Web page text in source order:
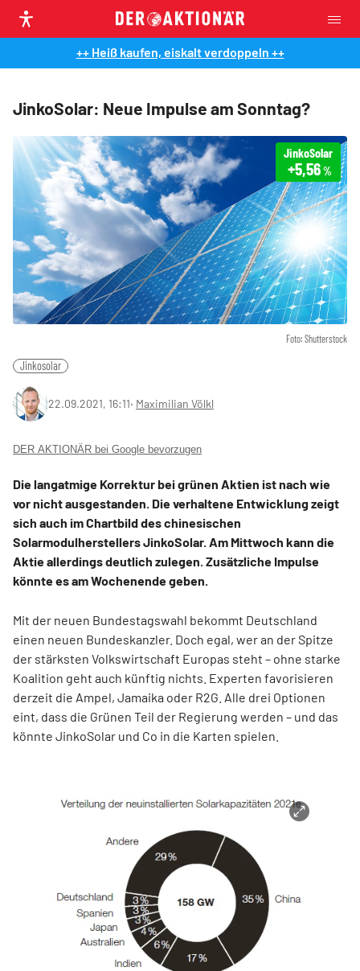
++ Heiß kaufen, eiskalt verdoppeln ++
JinkoSolar: Neue Impulse am Sonntag?
Foto: Shutterstock
JinkoSolar
+5,56%
Jinkosolar
22.09.2021, 16:11‧ Maximilian Völkl
DER AKTIONÄR bei Google bevorzugen
Die langatmige Korrektur bei grünen Aktien ist nach wie
vor nicht ausgestanden. Die verhaltene Entwicklung zeigt
sich auch im Chartbild des chinesischen
Solarmodulherstellers JinkoSolar. Am Mittwoch kann die
Aktie allerdings deutlich zulegen. Zusätzliche Impulse
könnte es am Wochenende geben.
Mit der neuen Bundestagswahl bekommt Deutschland
einen neuen Bundeskanzler. Doch egal, wer an der Spitze
der stärksten Volkswirtschaft Europas steht – ohne starke
Koalition geht auch künftig nichts. Experten favorisieren
derzeit die Ampel, Jamaika oder R2G. Alle drei Optionen
eint, dass die Grünen Teil der Regierung werden – und das
könnte JinkoSolar und Co in die Karten spielen.